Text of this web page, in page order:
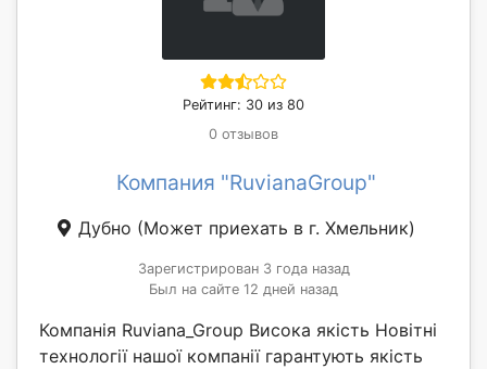
Рейтинг: 30 из 80
0 отзывов
Компания "RuvianaGroup"
Дубно (Может приехать в г. Хмельник)
Зарегистрирован 3 года назад
Был на сайте 12 дней назад
Компанія Ruviana_Group Висока якість Новітні
технології нашої компанії гарантують якість